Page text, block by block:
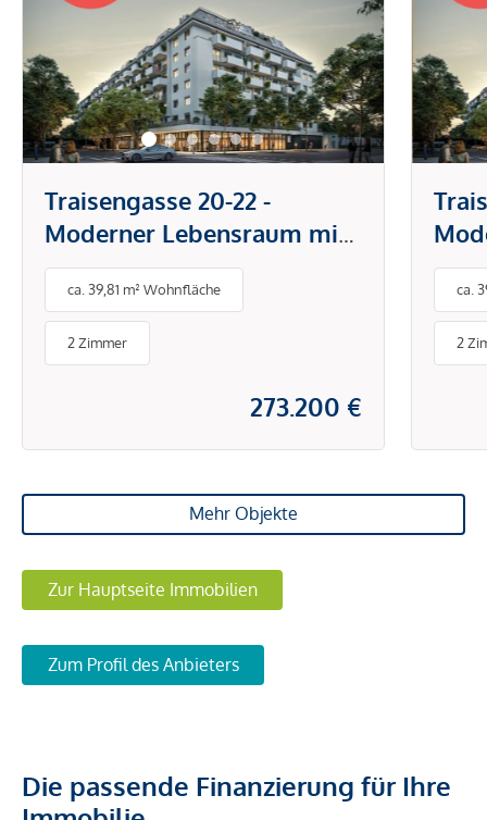
Traisengasse 20-22 -
Moderner Lebensraum mit
Donaublick
ca. 39,81 m² Wohnfläche
2 Zimmer
273.200 €
ca.
2
Mehr Objekte
Zur Hauptseite Immobilien
Zum Profil des Anbieters
Die passende Finanzierung für Ihre